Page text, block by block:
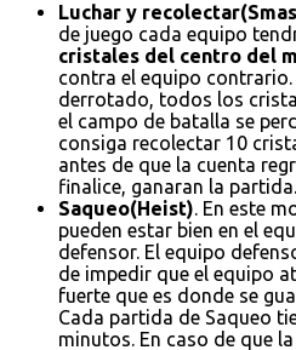
Luchar y
de juego cada equipo
cristales del centro del
contra el equipo
derrotado, todos los
el campo de batalla se
consiga recolectar 10
antes de que la cuenta
finalice, ganaran la partida.
Saqueo(Heist). En este
pueden estar bien en el
defensor. El equipo
de impedir que el equipo
fuerte que es donde se
Cada partida de Saqueo
minutos. En caso de que